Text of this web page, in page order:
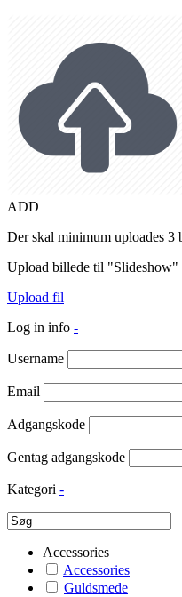
ADD
Der skal minimum uploades 3
Upload billede til
Upload fil
Log in info -
Username
Email
Adgangskode
Gentag adgangskode
Kategori -
Accessories
Accessories
Guldsmede